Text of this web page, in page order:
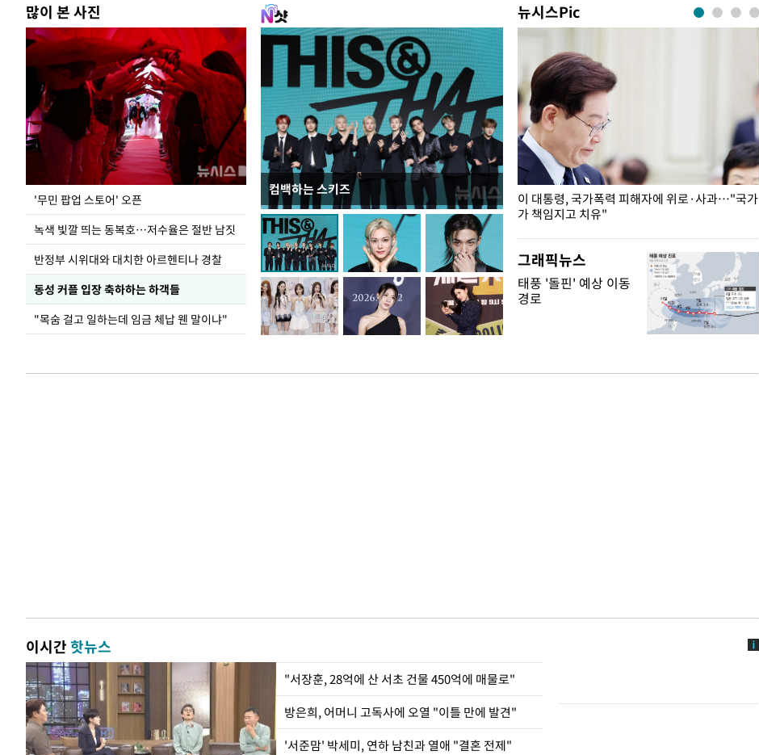
많이 본 사진
'무민 팝업 스토어' 오픈
녹색 빛깔 띄는 동복호…저수율은 절반 남짓
반정부 시위대와 대치한 아르헨티나 경찰
동성 커플 입장 축하하는 하객들
"목숨 걸고 일하는데 임금 체납 웬 말이냐"
컴백하는 스키즈
뉴시스Pic
지석천 뒤덮은 개구리밥
이 대통령, 국가폭력 피해자에 위로·사과…"국가
가 책임지고 치유"
그래픽뉴스
태풍 '돌핀' 예상 이동
경로
이시간핫뉴스
"서장훈, 28억에 산 서초 건물 450억에 매물로"
방은희, 어머니 고독사에 오열 "이틀 만에 발견"
'서준맘' 박세미, 연하 남친과 열애 "결혼 전제"